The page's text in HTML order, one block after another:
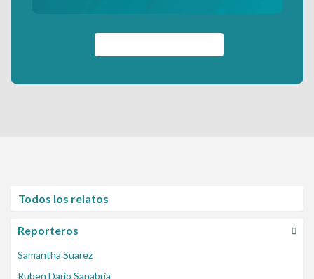
Todos los relatos
Reporteros
Samantha Suarez
Ruben Dario Sanabria